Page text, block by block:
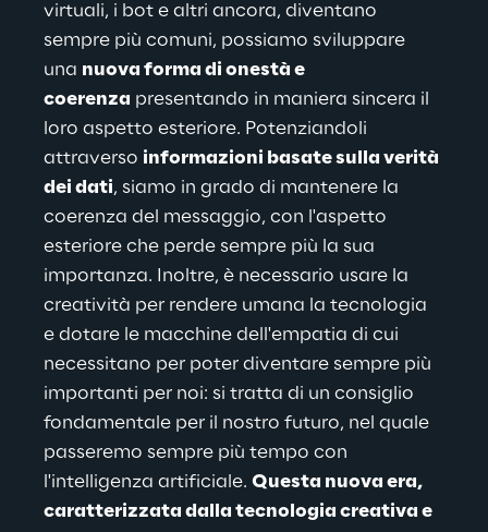
virtuali, i bot e altri ancora, diventano
sempre più comuni, possiamo sviluppare
una nuova forma di onestà e
coerenza presentando in maniera sincera il
loro aspetto esteriore. Potenziandoli
attraverso informazioni basate sulla verità
dei dati, siamo in grado di mantenere la
coerenza del messaggio, con l'aspetto
esteriore che perde sempre più la sua
importanza. Inoltre, è necessario usare la
creatività per rendere umana la tecnologia
e dotare le macchine dell'empatia di cui
necessitano per poter diventare sempre più
importanti per noi: si tratta di un consiglio
fondamentale per il nostro futuro, nel quale
passeremo sempre più tempo con
l'intelligenza artificiale. Questa nuova era,
caratterizzata dalla tecnologia creativa e